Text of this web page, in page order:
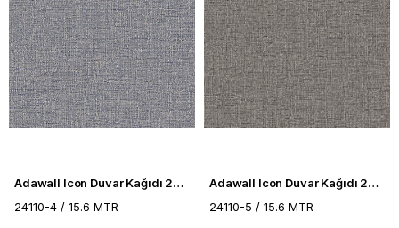
Adawall Icon Duvar Kağıdı 24110-4
24110-4 / 15.6 MTR
Adawall Icon Duvar Kağıdı 24110-5
24110-5 / 15.6 MTR